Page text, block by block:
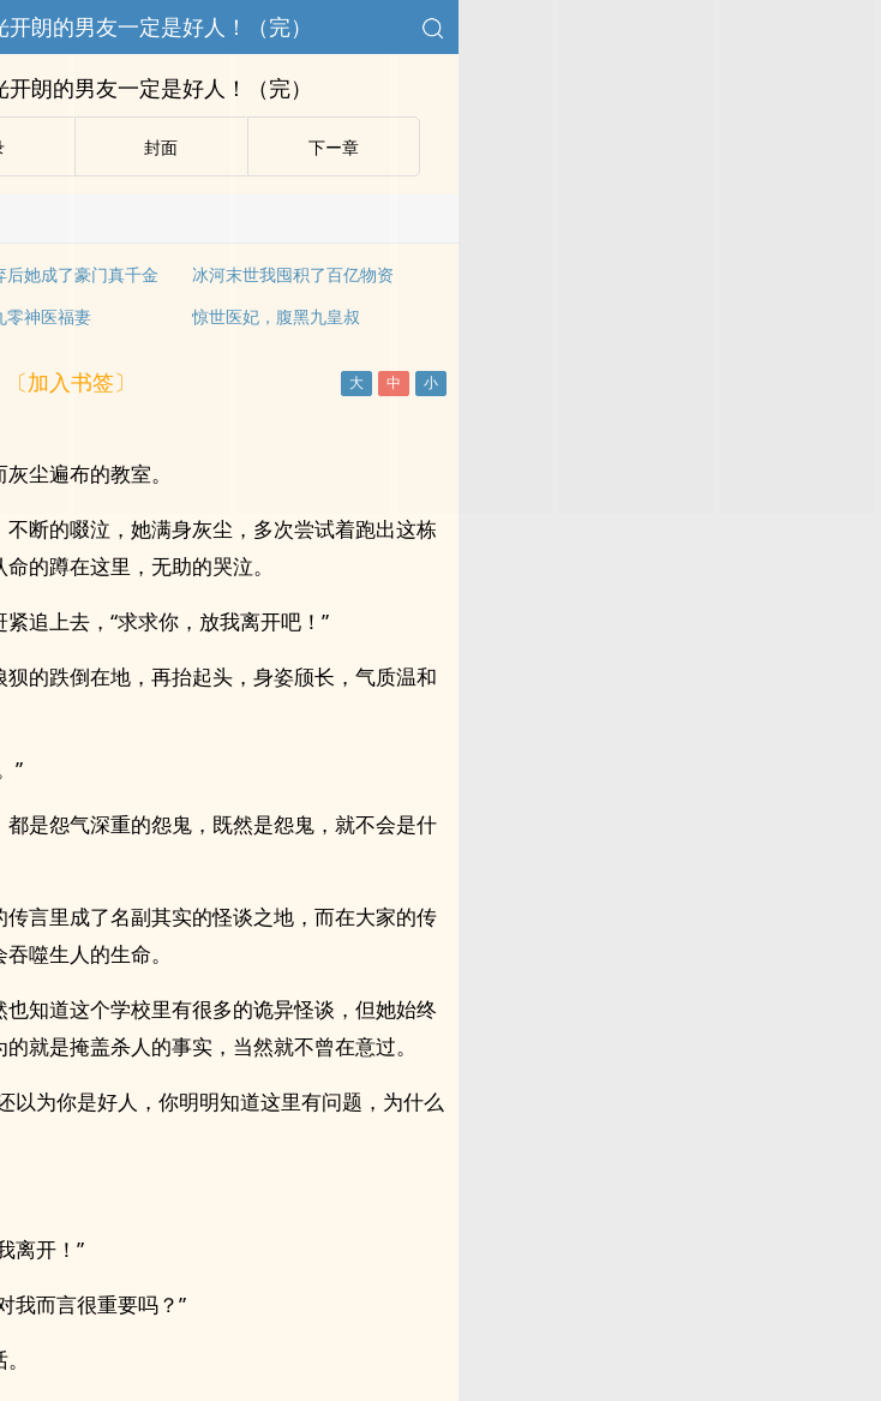
朗的男友一定是好人！（完）
朗的男友一定是好人！（完）
封面 下ー章
后她成了豪门真千金
冰河末世我囤积了百亿物资
零神医福妻 惊世医妃，腹黑九皇叔
〔加入书签〕
尘遍布的教室。
断的啜泣，她满身灰尘，多次尝试着跑出这栋
的蹲在这里，无助的哭泣。
追上去，“求求你，放我离开吧！”
的跌倒在地，再抬起头，身姿颀长，气质温和
”
是怨气深重的怨鬼，既然是怨鬼，就不会是什
言里成了名副其实的怪谈之地，而在大家的传
噬生人的生命。
知道这个学校里有很多的诡异怪谈，但她始终
就是掩盖杀人的事实，当然就不曾在意过。
以为你是好人，你明明知道这里有问题，为什么
离开！”
我而言很重要吗？”